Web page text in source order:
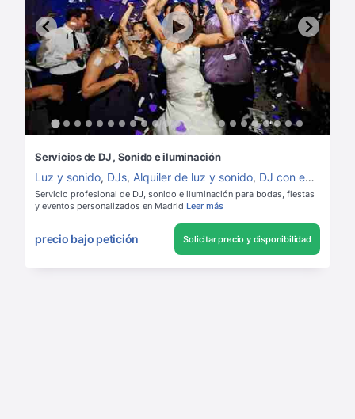
Servicios de DJ , Sonido e iluminación
Luz y sonido, DJs, Alquiler de luz y sonido, DJ con equipo
Servicio profesional de DJ, sonido e iluminación para bodas, fiestas
y eventos personalizados en Madrid Leer más
precio bajo petición Solicitar precio y disponibilidad